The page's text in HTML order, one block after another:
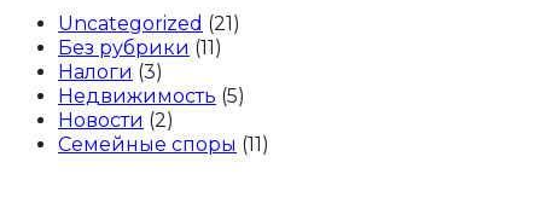
Uncategorized (21)
Без рубрики (11)
Налоги (3)
Недвижимость (5)
Новости (2)
Семейные споры (11)